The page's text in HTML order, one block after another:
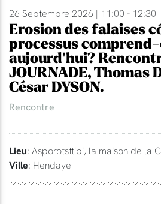
26 Septembre 2026 | 11:00 - 12:30
Erosion des falaises
processus
aujourd'hui?
JOURNADE, Thomas
César DYSON.
Rencontre
Lieu: Asporotsttipi, la maison de la
Ville: Hendaye